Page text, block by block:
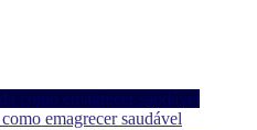
emagrecer saudável